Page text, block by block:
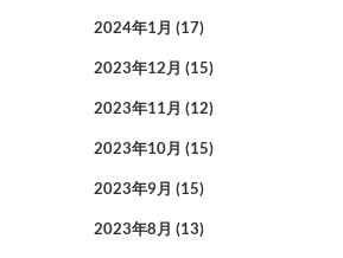
2024年1月 (17)
2023年12月 (15)
2023年11月 (12)
2023年10月 (15)
2023年9月 (15)
2023年8月 (13)